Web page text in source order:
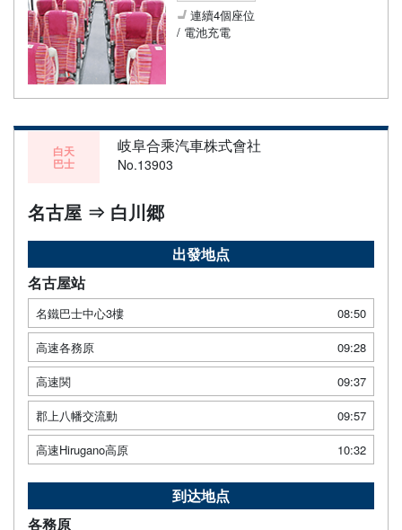
連續4個座位
/ 電池充電
白天
巴士
岐阜合乘汽車株式會社
No.13903
名古屋 ⇒ 白川郷
出發地点
名古屋站
名鐵巴士中心3樓
08:50
高速各務原
09:28
高速関
09:37
郡上八幡交流動
09:57
高速Hirugano高原
10:32
到达地点
各務原